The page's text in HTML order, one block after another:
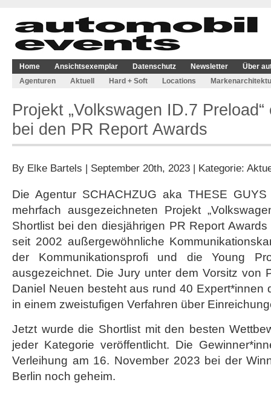
Home Ansichtsexemplar Datenschutz Newsletter
Über
Agenturen
Aktuell Hard + Soft Locations
Projekt „Volkswagen ID.7
bei den PR Report Awards
By Elke Bartels | September 20th, 2023 | Kategorie:
Die Agentur SCHACHZUG aka THESE
mehrfach ausgezeichneten Projekt
Shortlist bei den diesjährigen PR Report
seit 2002 außergewöhnliche
der Kommunikationsprofi und die Young
ausgezeichnet. Die Jury unter dem Vorsitz von
Daniel Neuen besteht aus rund 40 Expert*innen
in einem zweistufigen Verfahren über
Jetzt wurde die Shortlist mit den besten
jeder Kategorie veröffentlicht. Die
Verleihung am 16. November 2023 bei der
Berlin noch geheim.